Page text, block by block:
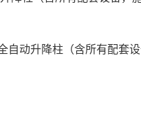
自动升降柱（含所有配套